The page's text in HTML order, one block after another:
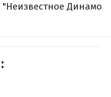
Динамо